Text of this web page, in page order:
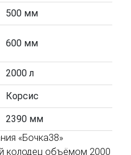
500 мм
600 мм
2000 л
Корсис
2390 мм
«Бочка38»
колодец объёмом 2000